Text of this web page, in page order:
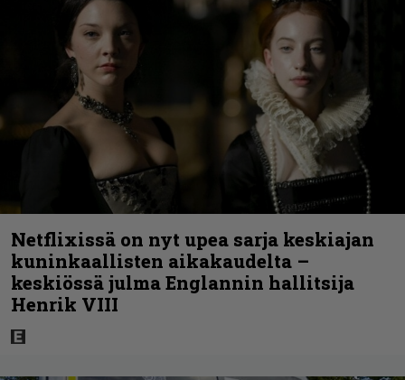
Netflixissä on nyt upea sarja keskiajan
kuninkaallisten aikakaudelta –
keskiössä julma Englannin hallitsija
Henrik VIII